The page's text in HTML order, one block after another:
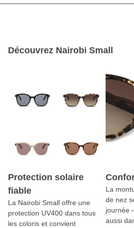
Découvrez Nairobi Small
Protection solaire
fiable
La Nairobi Small offre une
protection UV400 dans tous
les coloris et convient
La
de nez
journée
aussi